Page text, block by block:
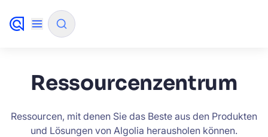
✨KI-Modus
NACH QUELLE FILTERN
Ressourcenzentrum
Ressourcen, mit denen Sie das Beste aus den Produkten
und Lösungen von Algolia herausholen können.